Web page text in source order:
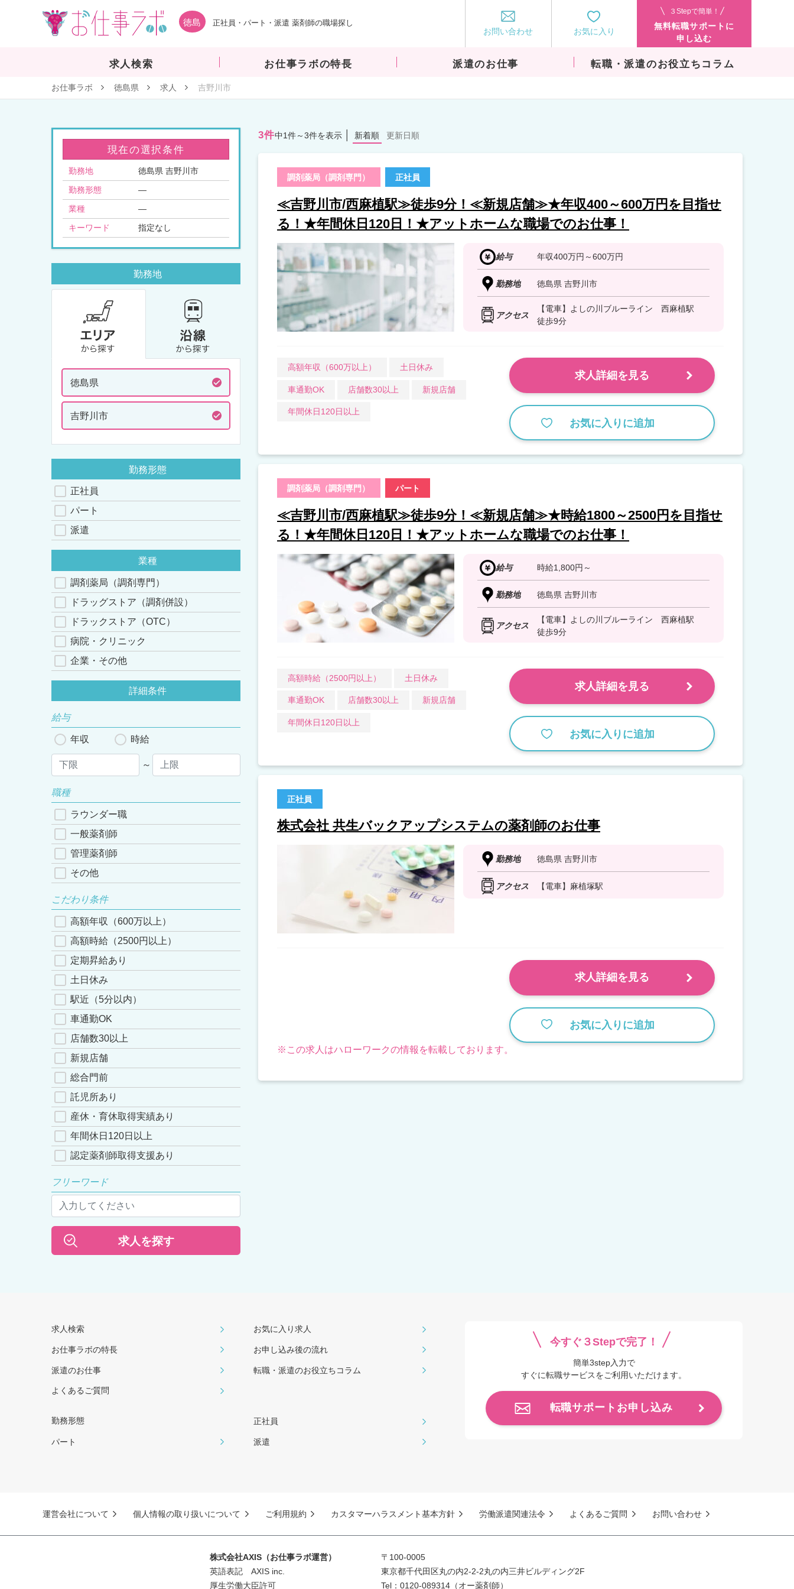
徳島 正社員・パート・派遣 薬剤師の職場探し
お問い合わせ お気に入り
３Stepで簡単！
無料転職サポートに
申し込む
求人検索 お仕事ラボの特長 派遣のお仕事 転職・派遣のお役立ちコラム
お仕事ラボ 徳島県 求人 吉野川市
現在の選択条件
勤務地 徳島県 吉野川市
勤務形態 —
業種 —
キーワード 指定なし
勤務地
徳島県
吉野川市
勤務形態
正社員
パート
派遣
業種
調剤薬局（調剤専門）
ドラッグストア（調剤併設）
ドラックストア（OTC）
病院・クリニック
企業・その他
詳細条件
給与
年収 時給
～
職種
ラウンダー職
一般薬剤師
管理薬剤師
その他
こだわり条件
高額年収（600万以上）
高額時給（2500円以上）
定期昇給あり
土日休み
駅近（5分以内）
車通勤OK
店舗数30以上
新規店舗
総合門前
託児所あり
産休・育休取得実績あり
年間休日120日以上
認定薬剤師取得支援あり
フリーワード
求人を探す
3件中1件～3件を表示 新着順 更新日順
調剤薬局（調剤専門） 正社員
≪吉野川市/西麻植駅≫徒歩9分！≪新規店舗≫★年収400～600万円を目指せ
る！★年間休日120日！★アットホームな職場でのお仕事！
給与 年収400万円～600万円
勤務地 徳島県 吉野川市
アクセス
【電車】よしの川ブルーライン 西麻植駅
徒歩9分
高額年収（600万以上） 土日休み
車通勤OK 店舗数30以上 新規店舗
年間休日120日以上
求人詳細を見る
お気に入りに追加
調剤薬局（調剤専門） パート
≪吉野川市/西麻植駅≫徒歩9分！≪新規店舗≫★時給1800～2500円を目指せ
る！★年間休日120日！★アットホームな職場でのお仕事！
給与 時給1,800円～
勤務地 徳島県 吉野川市
アクセス
【電車】よしの川ブルーライン 西麻植駅
徒歩9分
高額時給（2500円以上） 土日休み
車通勤OK 店舗数30以上 新規店舗
年間休日120日以上
求人詳細を見る
お気に入りに追加
正社員
株式会社 共生バックアップシステムの薬剤師のお仕事
勤務地 徳島県 吉野川市
アクセス 【電車】麻植塚駅
求人詳細を見る
お気に入りに追加
※この求人はハローワークの情報を転載しております。
求人検索 お気に入り求人
お仕事ラボの特長 お申し込み後の流れ
派遣のお仕事 転職・派遣のお役⽴ちコラム
よくあるご質問
勤務形態 正社員
パート 派遣
今すぐ３Stepで完了！
簡単3step入力で
すぐに転職サービスをご利用いただけます。
転職サポートお申し込み
運営会社について 個人情報の取り扱いについて ご利用規約 カスタマーハラスメント基本方針 労働派遣関連法令 よくあるご質問 お問い合わせ
株式会社AXIS（お仕事ラボ運営）
英語表記 AXIS inc.
厚生労働大臣許可
〒100-0005
東京都千代田区丸の内2-2-2丸の内三井ビルディング2F
Tel：0120-089314（オー薬剤師）